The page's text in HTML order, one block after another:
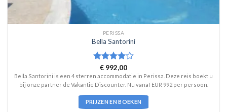
PERISSA
Bella Santorini
Waardering
4uit 5
€ 992,00
Bella Santorini is een 4 sterren accommodatie in Perissa. Deze reis boekt u
bij onze partner de Vakantie Discounter. Nu vanaf EUR 992 per persoon.
PRIJZEN EN BOEKEN